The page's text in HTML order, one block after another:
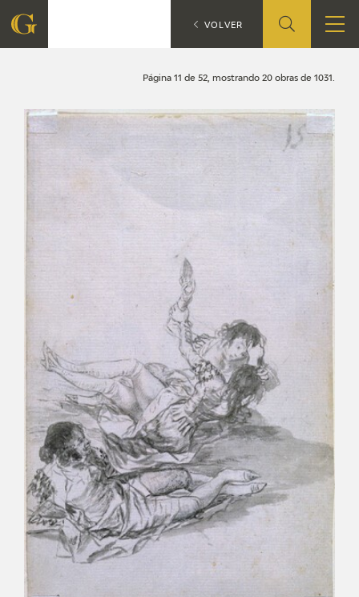
QUIENES SOMOS
SEDE
CONTACT
EXPOSICIONES
ACTIVIDADES
ACTUALIDAD
Página 11 de 52, mostrando 20 obras de 1031.
CATÁLOGO Search
VOLVER